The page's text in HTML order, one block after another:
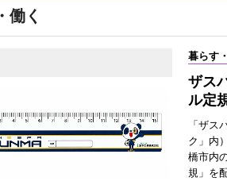
働く
暮らす
ザス
ル定
「ザス
ク」内
橋市内
規」を